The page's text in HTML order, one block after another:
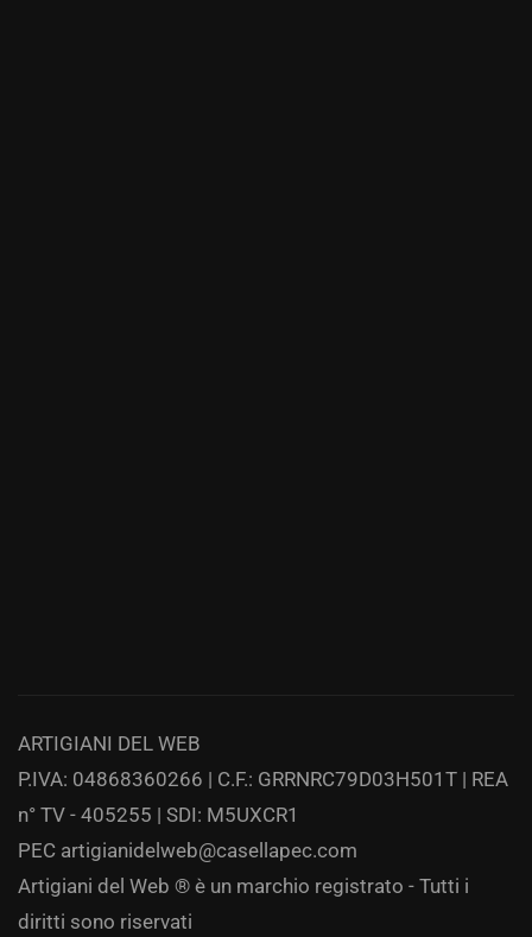
ARTIGIANI DEL WEB
P.IVA: 04868360266 | C.F.: GRRNRC79D03H501T | REA
n° TV - 405255 | SDI: M5UXCR1
PEC artigianidelweb@casellapec.com
Artigiani del Web ® è un marchio registrato - Tutti i
diritti sono riservati